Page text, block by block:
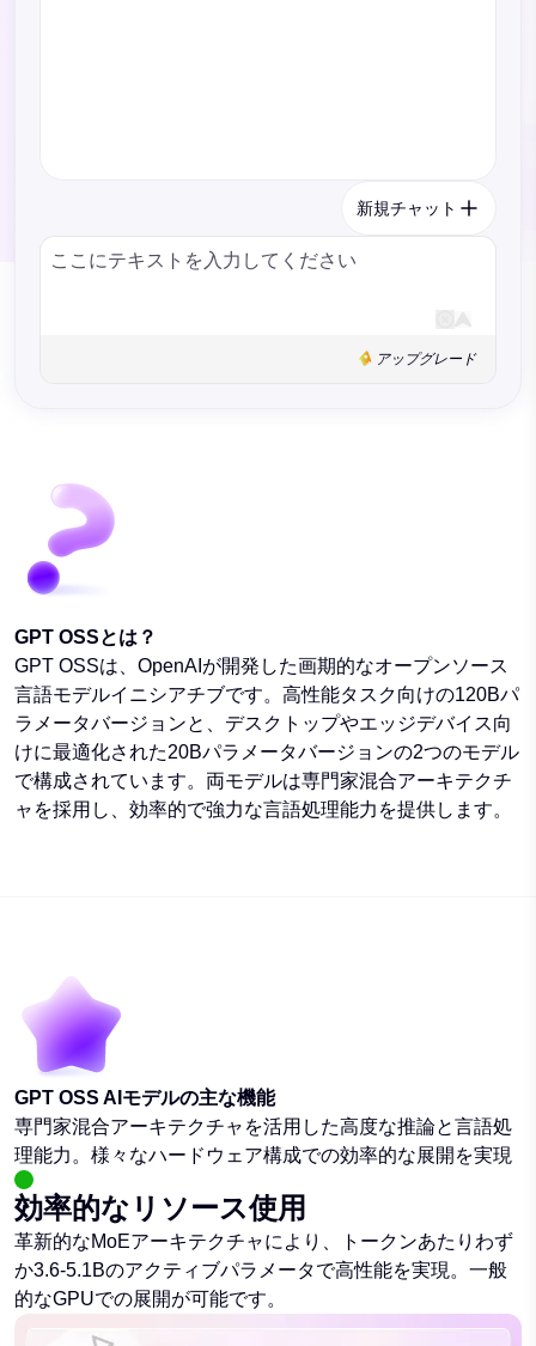
新規チャット
アップグレード
GPT OSSとは？
GPT OSSは、OpenAIが開発した画期的なオープンソース
言語モデルイニシアチブです。高性能タスク向けの120Bパ
ラメータバージョンと、デスクトップやエッジデバイス向
けに最適化された20Bパラメータバージョンの2つのモデル
で構成されています。両モデルは専門家混合アーキテクチ
ャを採用し、効率的で強力な言語処理能力を提供します。
GPT OSS AIモデルの主な機能
専門家混合アーキテクチャを活用した高度な推論と言語処
理能力。様々なハードウェア構成での効率的な展開を実現
効率的なリソース使用
革新的なMoEアーキテクチャにより、トークンあたりわず
か3.6-5.1Bのアクティブパラメータで高性能を実現。一般
的なGPUでの展開が可能です。